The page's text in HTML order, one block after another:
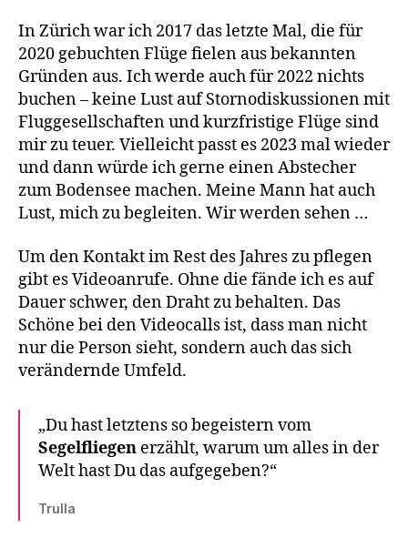
In Zürich war ich 2017 das letzte Mal, die für
2020 gebuchten Flüge fielen aus bekannten
Gründen aus. Ich werde auch für 2022 nichts
buchen – keine Lust auf Stornodiskussionen mit
Fluggesellschaften und kurzfristige Flüge sind
mir zu teuer. Vielleicht passt es 2023 mal wieder
und dann würde ich gerne einen Abstecher
zum Bodensee machen. Meine Mann hat auch
Lust, mich zu begleiten. Wir werden sehen …
Um den Kontakt im Rest des Jahres zu pflegen
gibt es Videoanrufe. Ohne die fände ich es auf
Dauer schwer, den Draht zu behalten. Das
Schöne bei den Videocalls ist, dass man nicht
nur die Person sieht, sondern auch das sich
verändernde Umfeld.
„Du hast letztens so begeistern vom
Segelfliegen erzählt, warum um alles in der
Welt hast Du das aufgegeben?“
Trulla